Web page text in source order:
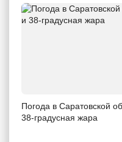
Погода в Саратовской
38-градусная жара